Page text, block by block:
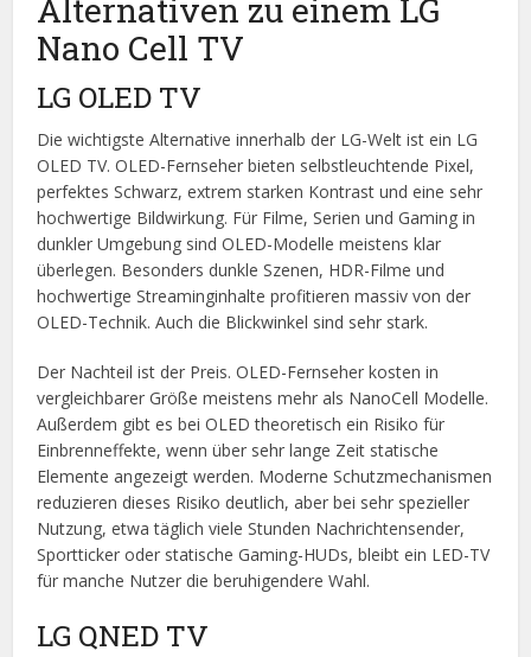
Alternativen zu einem LG
Nano Cell TV
LG OLED TV
Die wichtigste Alternative innerhalb der LG-Welt ist ein LG
OLED TV. OLED-Fernseher bieten selbstleuchtende Pixel,
perfektes Schwarz, extrem starken Kontrast und eine sehr
hochwertige Bildwirkung. Für Filme, Serien und Gaming in
dunkler Umgebung sind OLED-Modelle meistens klar
überlegen. Besonders dunkle Szenen, HDR-Filme und
hochwertige Streaminginhalte profitieren massiv von der
OLED-Technik. Auch die Blickwinkel sind sehr stark.
Der Nachteil ist der Preis. OLED-Fernseher kosten in
vergleichbarer Größe meistens mehr als NanoCell Modelle.
Außerdem gibt es bei OLED theoretisch ein Risiko für
Einbrenneffekte, wenn über sehr lange Zeit statische
Elemente angezeigt werden. Moderne Schutzmechanismen
reduzieren dieses Risiko deutlich, aber bei sehr spezieller
Nutzung, etwa täglich viele Stunden Nachrichtensender,
Sportticker oder statische Gaming-HUDs, bleibt ein LED-TV
für manche Nutzer die beruhigendere Wahl.
LG QNED TV